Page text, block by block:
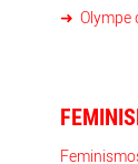
Gouges, y
obra
en un
Olympe